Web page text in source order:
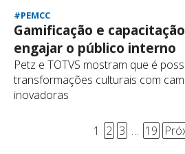
#PEMCC
Gamificação e
engajar o público interno
Petz e TOTVS mostram que é
transformações culturais com
inovadoras
1 2 3 … 19